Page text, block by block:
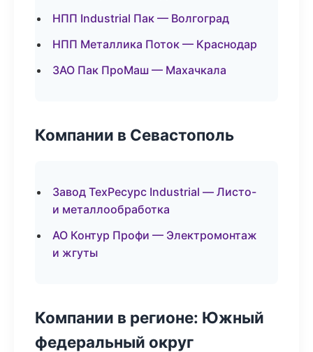
НПП Industrial Пак — Волгоград
НПП Металлика Поток — Краснодар
ЗАО Пак ПроМаш — Махачкала
Компании в Севастополь
Завод ТехРесурс Industrial — Листо-
и металлообработка
АО Контур Профи — Электромонтаж
и жгуты
Компании в регионе: Южный
федеральный округ